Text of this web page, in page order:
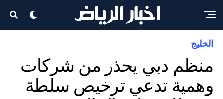
الخليج
منظم دبي يحذر من شركات
وهمية تدعي ترخيص سلطة